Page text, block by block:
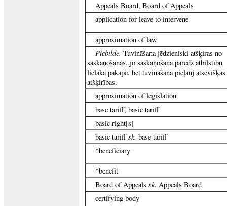
Appeals Board, Board of Appeals
application for leave to intervene
approximation of law
Piebilde. Tuvināšana jēdzieniski atšķiras no
saskaņošanas, jo saskaņošana paredz atbilstību
lielākā pakāpē, bet tuvināšana pieļauj atsevišķas
atšķirības.
approximation of legislation
base tariff, basic tariff
basic right[s]
basic tariffsk. base tariff
*beneficiary
*benefit
Board of Appeals sk. Appeals Board
certifying body